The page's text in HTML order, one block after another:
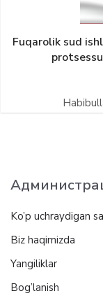
Fuqarolik sud
Ko’p uchraydigan
Biz haqimizda
Yangiliklar
Bog’lanish